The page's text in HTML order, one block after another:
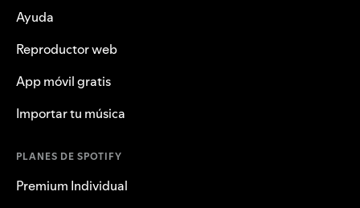
Ayuda
Reproductor web
App móvil gratis
Importar tu música
PLANES DE SPOTIFY
Premium Individual